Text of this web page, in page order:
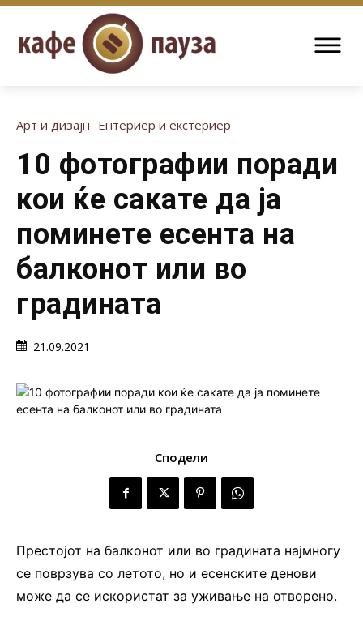
Арт и дизајн Ентериер и екстериер
10 фотографии поради
кои ќе сакате да ја
поминете есента на
балконот или во
градината
21.09.2021
Сподели
Престојот на балконот или во градината најмногу
се поврзува со летото, но и есенските денови
може да се искористат за уживање на отворено.